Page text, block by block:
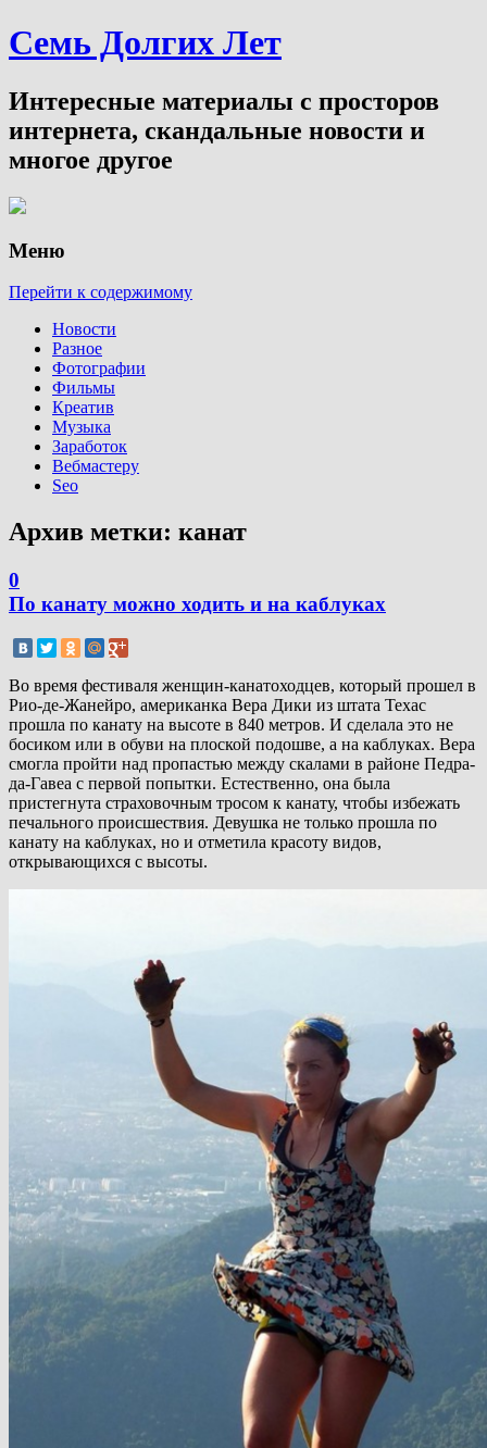
Семь Долгих Лет
Интересные материалы с просторов
интернета, скандальные новости и
многое другое
Меню
Перейти к содержимому
Новости
Разное
Фотографии
Фильмы
Креатив
Музыка
Заработок
Вебмастеру
Seo
Архив метки: канат
0
По канату можно ходить и на каблуках
Во время фестиваля женщин-канатоходцев, который прошел в
Рио-де-Жанейро, американка Вера Дики из штата Техас
прошла по канату на высоте в 840 метров. И сделала это не
босиком или в обуви на плоской подошве, а на каблуках. Вера
смогла пройти над пропастью между скалами в районе Педра-
да-Гавеа с первой попытки. Естественно, она была
пристегнута страховочным тросом к канату, чтобы избежать
печального происшествия. Девушка не только прошла по
канату на каблуках, но и отметила красоту видов,
открывающихся с высоты.